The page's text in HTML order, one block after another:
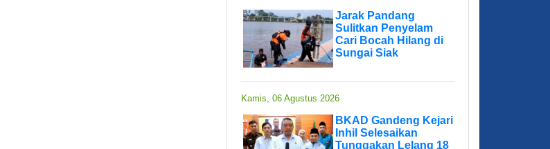
Jarak Pandang
Sulitkan Penyelam
Cari Bocah Hilang di
Sungai Siak
Kamis, 06 Agustus 2026
BKAD Gandeng Kejari
Inhil Selesaikan
Tunggakan Lelang 18